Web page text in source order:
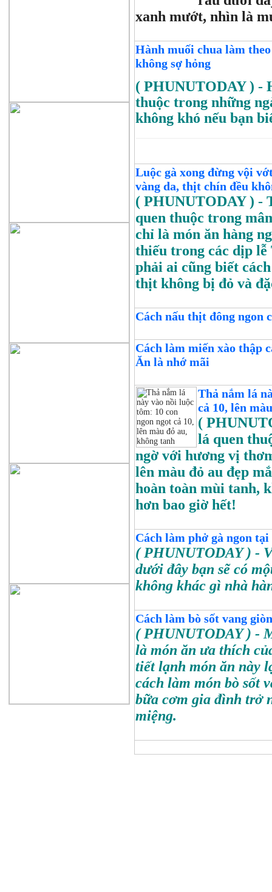
xanh mướt, nhìn là
Hành muối chua làm
không sợ hỏng
( PHUNUTODAY ) -
thuộc trong những
không khó nếu bạn
Luộc gà xong đừng vội
vàng da, thịt chín đều
( PHUNUTODAY ) -
quen thuộc trong
chỉ là món ăn hàng
thiếu trong các dịp lễ
phải ai cũng biết
thịt không bị đỏ và
Cách nấu thịt đông ngon
Cách làm miến xào thập
Ăn là nhớ mãi
Thả nắm lá
cả 10, lên
(
lá quen
ngờ với hương vị
lên màu đỏ au đẹp
hoàn toàn mùi tanh,
hơn bao giờ hết!
Cách làm phở gà ngon
( PHUNUTODAY ) -
dưới đây bạn sẽ có
không khác gì nhà
Cách làm bò sốt vang
( PHUNUTODAY ) -
là món ăn ưa thích
tiết lạnh món ăn này
cách làm món bò sốt
bữa cơm gia đình trở
miệng.